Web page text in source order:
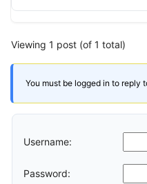
Viewing 1 post (of 1 total)
You must be logged in to reply
Username:
Password: